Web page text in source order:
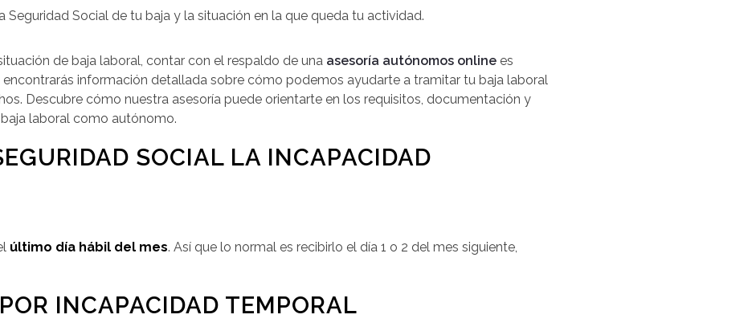
Seguridad Social de tu baja y la situación en la que queda tu actividad.
de baja laboral, contar con el respaldo de una asesoría autónomos online es
encontrarás información detallada sobre cómo podemos ayudarte a tramitar tu baja laboral
Descubre cómo nuestra asesoría puede orientarte en los requisitos, documentación y
laboral como autónomo.
SOCIAL LA INCAPACIDAD
último día hábil del mes. Así que lo normal es recibirlo el día 1 o 2 del mes siguiente,
INCAPACIDAD TEMPORAL